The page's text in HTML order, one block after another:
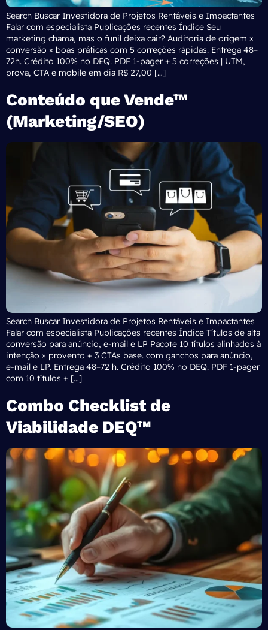
Search Buscar Investidora de Projetos Rentáveis e Impactantes
Falar com especialista Publicações recentes Índice Seu
marketing chama, mas o funil deixa cair? Auditoria de origem ×
conversão × boas práticas com 5 correções rápidas. Entrega 48–
72h. Crédito 100% no DEQ. PDF 1-pager + 5 correções | UTM,
prova, CTA e mobile em dia R$ 27,00 […]
Conteúdo que Vende™
(Marketing/SEO)
Search Buscar Investidora de Projetos Rentáveis e Impactantes
Falar com especialista Publicações recentes Índice Títulos de alta
conversão para anúncio, e-mail e LP Pacote 10 títulos alinhados à
intenção × provento + 3 CTAs base. com ganchos para anúncio,
e-mail e LP. Entrega 48–72 h. Crédito 100% no DEQ. PDF 1-pager
com 10 títulos + […]
Combo Checklist de
Viabilidade DEQ™